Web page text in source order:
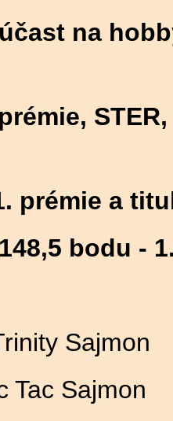
účast na
STER,
prémie a
148,5 bodu -
Sajmon
Tac Sajmon